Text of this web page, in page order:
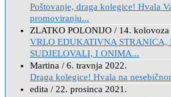
Poštovanje, draga kolegice! Hvala
promoviranju...
ZLATKO POLONIJO / 14. kolovoza
VRLO EDUKATIVNA STRANICA,
SUDJELOVALI, I ONIMA...
Martina / 6. travnja 2022.
Draga kolegice! Hvala na
edita / 22. prosinca 2021.